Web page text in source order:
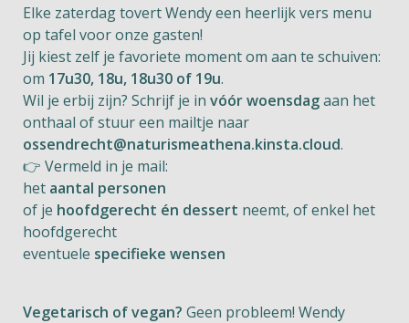
NL FR EN
Apple App Store
Android Play Store
Elke zaterdag tovert Wendy een heerlijk vers menu
op tafel voor onze gasten!
Jij kiest zelf je favoriete moment om aan te schuiven:
om 17u30, 18u, 18u30 of 19u.
Wil je erbij zijn? Schrijf je in vóór woensdagaan het
onthaal of stuur een mailtje naar
ossendrecht@naturismeathena.kinsta.cloud.
👉 Vermeld in je mail:
het aantal personen
of je hoofdgerecht én dessert neemt, of enkel het
hoofdgerecht
eventuele specifieke wensen
Vegetarisch of vegan? Geen probleem! Wendy